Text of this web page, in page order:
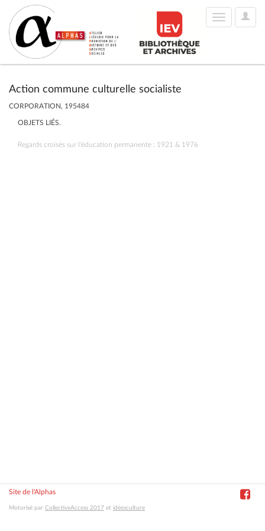
User
Toggle
Action commune culturelle socialiste
CORPORATION, 195484
OBJETS LIÉS.
Regards croisés sur l'éducation permanente : 1921 & 1976
Site de l'Alphas
Motorisé par CollectiveAccess 2017 et idéesculture